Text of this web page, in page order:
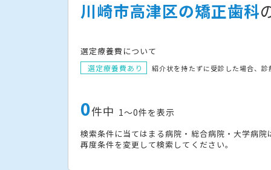
川崎市高津区の矯正歯科
選定療養費について
選定療養費あり 紹介状を持たずに受診した場合、
0件中 1〜0件を表示
検索条件に当てはまる病院・総合病院・大学病
再度条件を変更して検索してください。